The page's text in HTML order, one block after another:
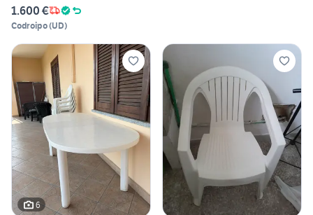
1.600 €
Codroipo(UD)
6